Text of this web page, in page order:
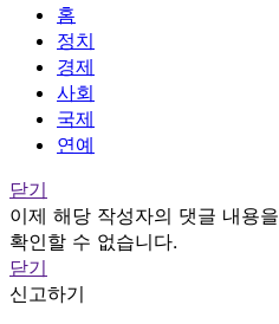
홈
정치
경제
사회
국제
연예
닫기
이제 해당 작성자의 댓글 내용을
확인할 수 없습니다.
닫기
신고하기